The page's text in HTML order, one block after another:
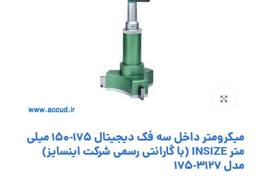
میکرومتر داخل سه فک دیجیتال 175-150 میلی
متر INSIZE (با گارانتی رسمی شرکت اینسایز)
مدل 3127-175